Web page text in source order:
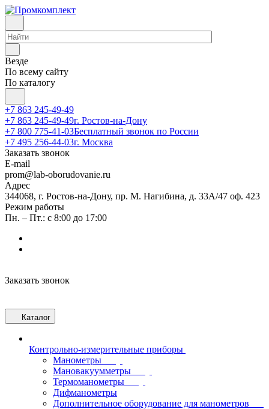
Везде
По всему сайту
По каталогу
+7 863 245-49-49
+7 863 245-49-49г. Ростов-на-Дону
+7 800 775-41-03Бесплатный звонок по России
+7 495 256-44-03г. Москва
Заказать звонок
E-mail
prom@lab-oborudovanie.ru
Адрес
344068, г. Ростов-на-Дону, пр. М. Нагибина, д. 33А/47 оф. 423
Режим работы
Пн. – Пт.: с 8:00 до 17:00
Заказать звонок
Каталог
Контрольно-измерительные приборы
Манометры
Мановакуумметры
Термоманометры
Дифманометры
Дополнительное оборудование для манометров